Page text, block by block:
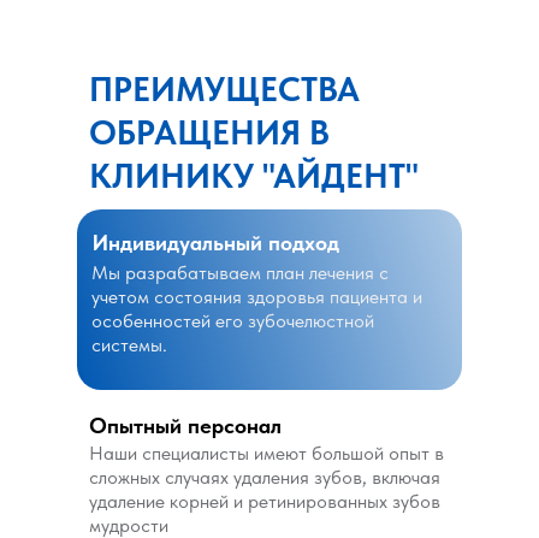
ПРЕИМУЩЕСТВА
ОБРАЩЕНИЯ В
КЛИНИКУ "АЙДЕНТ"
Индивидуальный подход
Мы разрабатываем план лечения с
учетом состояния здоровья пациента и
особенностей его зубочелюстной
системы.
Опытный персонал
Наши специалисты имеют большой опыт в
сложных случаях удаления зубов, включая
удаление корней и ретинированных зубов
мудрости